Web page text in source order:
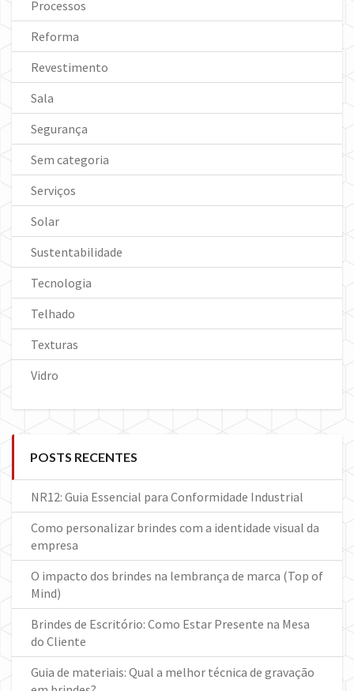
Processos
Reforma
Revestimento
Sala
Segurança
Sem categoria
Serviços
Solar
Sustentabilidade
Tecnologia
Telhado
Texturas
Vidro
POSTS RECENTES
NR12: Guia Essencial para Conformidade Industrial
Como personalizar brindes com a identidade visual da
empresa
O impacto dos brindes na lembrança de marca (Top of
Mind)
Brindes de Escritório: Como Estar Presente na Mesa
do Cliente
Guia de materiais: Qual a melhor técnica de gravação